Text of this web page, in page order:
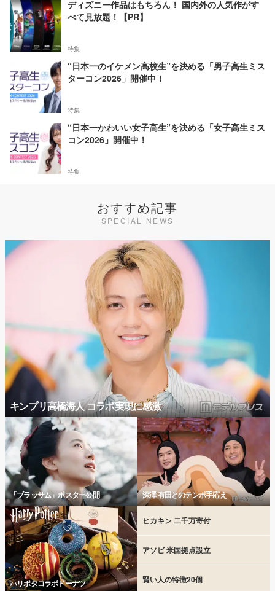
ディズニー作品はもちろん！ 国内外の人気作がす
べて見放題！【PR】
特集
“日本一のイケメン高校生”を決める「男子高生ミス
ターコン2026」開催中！
特集
“日本一かわいい女子高生”を決める「女子高生ミス
コン2026」開催中！
特集
おすすめ記事
SPECIAL NEWS
キンプリ高橋海人 コラボ実現に感激
「ブラッサム」ポスター公開 深澤 有田とのテンポ手応え
ハリポタコラボドーナツ
ヒカキン 二千万寄付
アソビ 米国拠点設立
賢い人の特徴20個